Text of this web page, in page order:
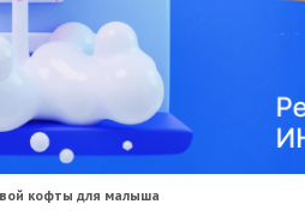
кофты для малыша